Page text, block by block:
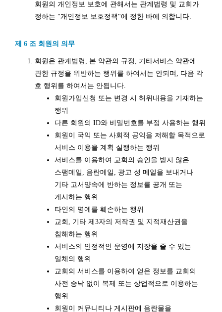
회원의 개인정보 보호에 관해서는 관계법령 및 교회가
정하는 "개인정보 보호정책"에 정한 바에 의합니다.
제 6 조 회원의 의무
회원은 관계법령, 본 약관의 규정, 기타서비스 약관에
관한 규정을 위반하는 행위를 하여서는 안되며, 다음 각
호 행위를 하여서는 안됩니다.
회원가입신청 또는 변경 시 허위내용을 기재하는
행위
다른 회원의 ID와 비밀번호를 부정 사용하는 행위
회원이 국익 또는 사회적 공익을 저해할 목적으로
서비스 이용을 계획 실행하는 행위
서비스를 이용하여 교회의 승인을 받지 않은
스팸메일, 음란메일, 광고 성 메일을 보내거나
기타 고서양속에 반하는 정보를 공개 또는
게시하는 행위
타인의 명예를 훼손하는 행위
교회, 기타 제3자의 저작권 및 지적재산권을
침해하는 행위
서비스의 안정적인 운영에 지장을 줄 수 있는
일체의 행위
교회의 서비스를 이용하여 얻은 정보를 교회의
사전 승낙 없이 복제 또는 상업적으로 이용하는
행위
회원이 커뮤니티나 게시판에 음란물을